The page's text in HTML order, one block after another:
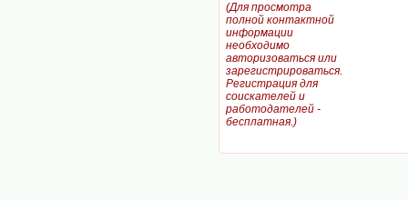
(Для просмотра
полной контактной
информации
необходимо
авторизоваться или
зарегистрироваться.
Регистрация для
соискателей и
работодателей -
бесплатная.)